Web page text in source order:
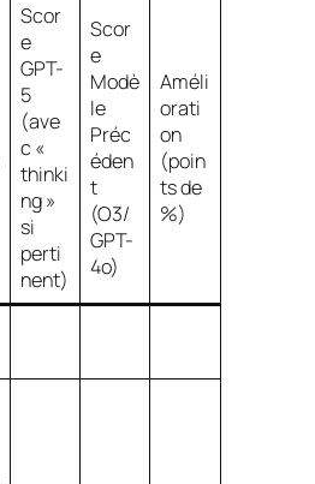
Scor
e
GPT-
5
(ave
c «
thinki
ng »
si
perti
nent)
Scor
e
Modè
le
Préc
éden
t
(O3/
GPT-
4o)
Améli
orati
on
(poin
ts de
%)